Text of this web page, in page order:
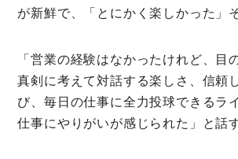
が新鮮で、「とにかく楽しかった」
「営業の経験はなかったけれど、目
真剣に考えて対話する楽しさ、信頼
び、毎日の仕事に全力投球できるラ
仕事にやりがいが感じられた」と話す